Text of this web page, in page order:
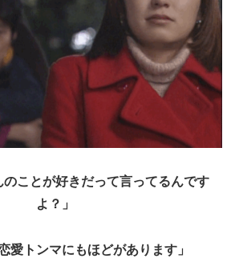
のことが好きだって言ってるんです
よ？」
愛トンマにもほどがあります」